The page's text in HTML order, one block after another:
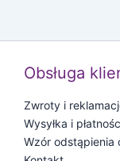
Obsługa
Zwroty i
Wysyłka i
Wzór odstąpienia